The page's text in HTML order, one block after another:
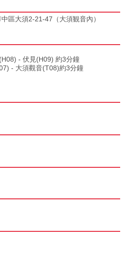
區大須2-21-47（大須観音內）
- 伏見(H09) 約3分鐘
- 大須觀音(T08)約3分鐘